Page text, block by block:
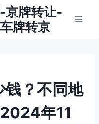
京牌转让-
牌转京
钱？不同地
年11